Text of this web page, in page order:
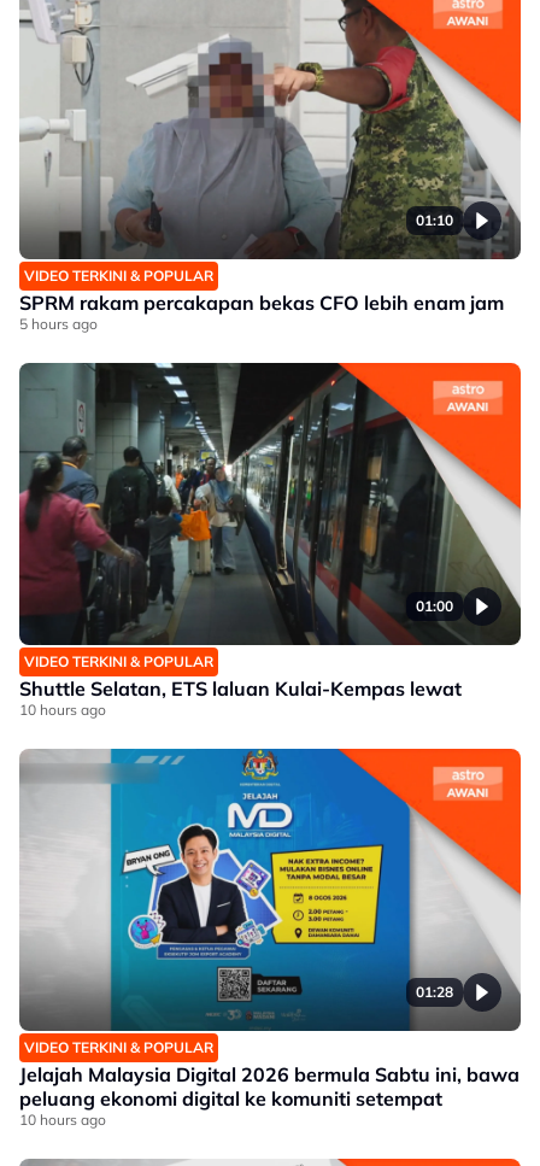
01:10
VIDEO TERKINI & POPULAR
SPRM rakam percakapan bekas CFO lebih enam jam
5 hours ago
01:00
VIDEO TERKINI & POPULAR
Shuttle Selatan, ETS laluan Kulai-Kempas lewat
10 hours ago
01:28
VIDEO TERKINI & POPULAR
Jelajah Malaysia Digital 2026 bermula Sabtu ini, bawa
peluang ekonomi digital ke komuniti setempat
10 hours ago